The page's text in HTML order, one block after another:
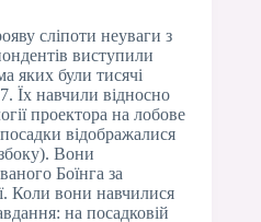
сліпоти неуваги з
виступили
яких були тисячі
Їх навчили відносно
проектора на лобове
відображалися
Вони
Боїнга за
Коли вони навчилися
на посадковій